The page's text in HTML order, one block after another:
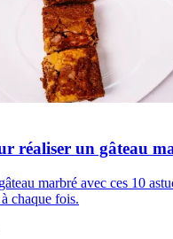
réaliser un gâteau
marbré avec ces 10
chaque fois.